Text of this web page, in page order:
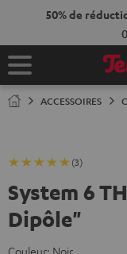
50% de
Page
ACCESSOIRES
(3)
System 6
Dipôle"
Couleur: Noir